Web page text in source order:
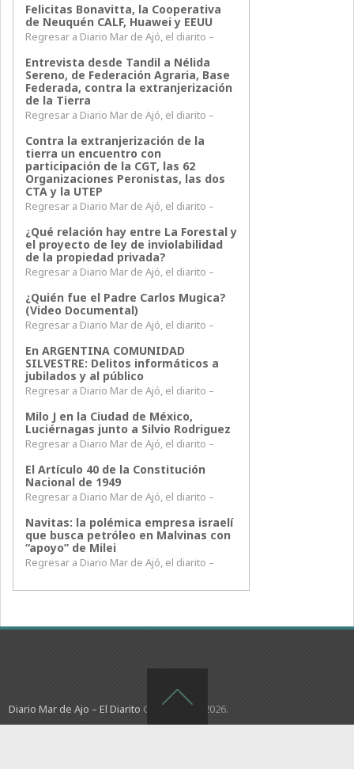
Felicitas Bonavitta, la Cooperativa
de Neuquén CALF, Huawei y EEUU
Regresar a Diario Mar de Ajó, el diarito –
Entrevista desde Tandil a Nélida
Sereno, de Federación Agraria, Base
Federada, contra la extranjerización
de la Tierra
Regresar a Diario Mar de Ajó, el diarito –
Contra la extranjerización de la
tierra un encuentro con
participación de la CGT, las 62
Organizaciones Peronistas, las dos
CTA y la UTEP
Regresar a Diario Mar de Ajó, el diarito –
¿Qué relación hay entre La Forestal y
el proyecto de ley de inviolabilidad
de la propiedad privada?
Regresar a Diario Mar de Ajó, el diarito –
¿Quién fue el Padre Carlos Mugica?
(Video Documental)
Regresar a Diario Mar de Ajó, el diarito –
En ARGENTINA COMUNIDAD
SILVESTRE: Delitos informáticos a
jubilados y al público
Regresar a Diario Mar de Ajó, el diarito –
Milo J en la Ciudad de México,
Luciérnagas junto a Silvio Rodriguez
Regresar a Diario Mar de Ajó, el diarito –
El Artículo 40 de la Constitución
Nacional de 1949
Regresar a Diario Mar de Ajó, el diarito –
Navitas: la polémica empresa israelí
que busca petróleo en Malvinas con
“apoyo” de Milei
Regresar a Diario Mar de Ajó, el diarito –
Diario Mar de Ajo – El Diarito Copyright © 2026.